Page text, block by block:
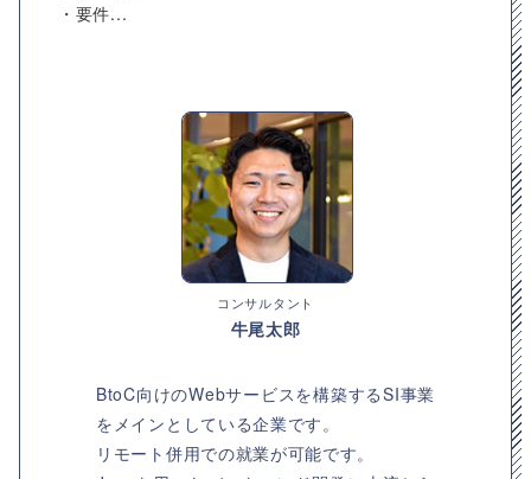
・要件...
コンサルタント
牛尾太郎
BtoC向けのWebサービスを構築するSI事業
をメインとしている企業です。
リモート併用での就業が可能です。